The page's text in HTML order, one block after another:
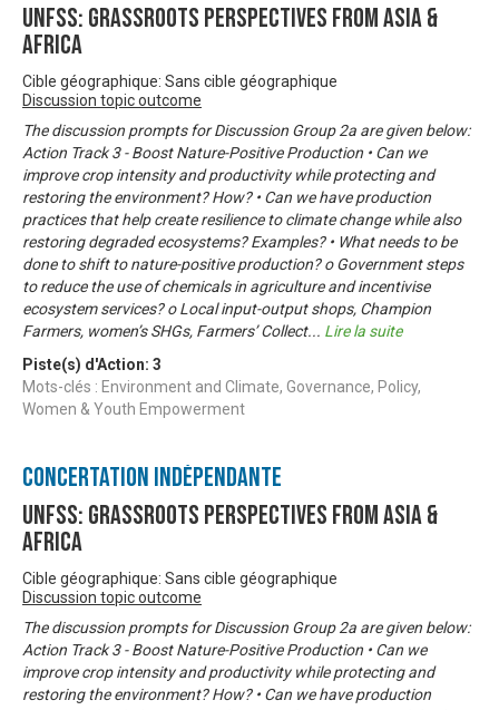
UNFSS: Grassroots Perspectives from Asia &
Africa
Cible géographique: Sans cible géographique
Discussion topic outcome
The discussion prompts for Discussion Group 2a are given below:
Action Track 3 - Boost Nature-Positive Production • Can we
improve crop intensity and productivity while protecting and
restoring the environment? How? • Can we have production
practices that help create resilience to climate change while also
restoring degraded ecosystems? Examples? • What needs to be
done to shift to nature-positive production? o Government steps
to reduce the use of chemicals in agriculture and incentivise
ecosystem services? o Local input-output shops, Champion
Farmers, women’s SHGs, Farmers’ Collect... Lire la suite
Piste(s) d'Action: 3
Mots-clés : Environment and Climate, Governance, Policy,
Women & Youth Empowerment
Concertation Indépendante
UNFSS: Grassroots Perspectives from Asia &
Africa
Cible géographique: Sans cible géographique
Discussion topic outcome
The discussion prompts for Discussion Group 2a are given below:
Action Track 3 - Boost Nature-Positive Production • Can we
improve crop intensity and productivity while protecting and
restoring the environment? How? • Can we have production